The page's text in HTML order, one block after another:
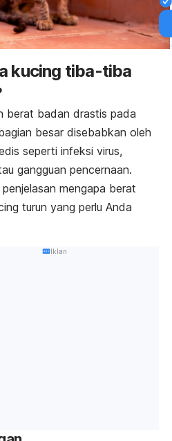
kucing tiba-tiba
berat badan drastis pada
besar disebabkan oleh
seperti infeksi virus,
gangguan pencernaan.
mengapa berat
turun yang perlu Anda
Iklan